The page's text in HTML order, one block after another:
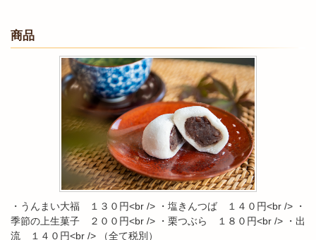
商品
・うんまい大福 １３０円<br /> ・塩きんつば １４０円<br /> ・
季節の上生菓子 ２００円<br /> ・栗つぶら １８０円<br /> ・出
流 １４０円<br /> （全て税別）